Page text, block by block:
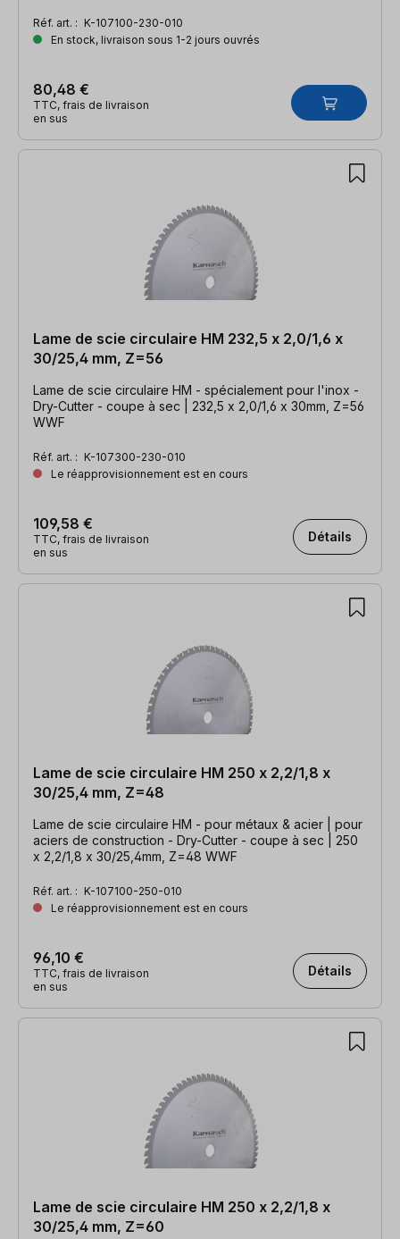
Réf. art. : K-107100-230-010
En stock, livraison sous 1-2 jours ouvrés
80,48 €
TTC, frais de livraison
en sus
Lame de scie circulaire HM 232,5 x 2,0/1,6 x
30/25,4 mm, Z=56
Lame de scie circulaire HM - spécialement pour l'inox -
Dry-Cutter - coupe à sec | 232,5 x 2,0/1,6 x 30mm, Z=56
WWF
Réf. art. : K-107300-230-010
Le réapprovisionnement est en cours
109,58 €
TTC, frais de livraison
en sus
Détails
Lame de scie circulaire HM 250 x 2,2/1,8 x
30/25,4 mm, Z=48
Lame de scie circulaire HM - pour métaux & acier | pour
aciers de construction - Dry-Cutter - coupe à sec | 250
x 2,2/1,8 x 30/25,4mm, Z=48 WWF
Réf. art. : K-107100-250-010
Le réapprovisionnement est en cours
96,10 €
TTC, frais de livraison
en sus
Détails
Lame de scie circulaire HM 250 x 2,2/1,8 x
30/25,4 mm, Z=60